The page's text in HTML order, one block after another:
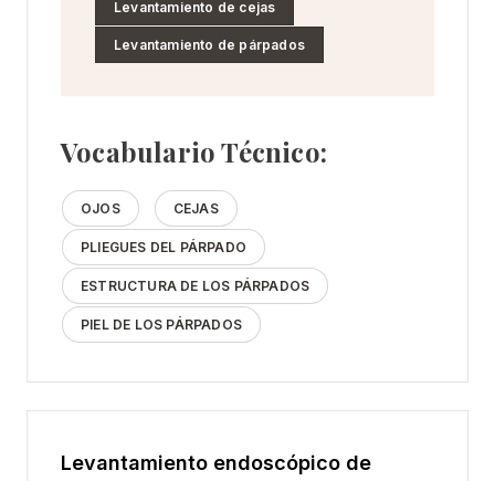
Levantamiento de cejas
Levantamiento de párpados
Vocabulario Técnico:
OJOS CEJAS
PLIEGUES DEL PÁRPADO
ESTRUCTURA DE LOS PÁRPADOS
PIEL DE LOS PÁRPADOS
Levantamiento endoscópico de